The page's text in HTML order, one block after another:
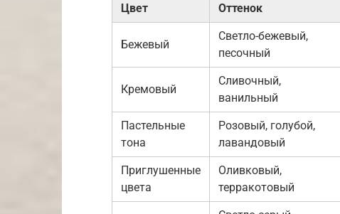
Цвет Оттенок
Бежевый
Светло-бежевый,
песочный
Кремовый
Сливочный,
ванильный
Пастельные
тона
Розовый, голубой,
лавандовый
Приглушенные
цвета
Оливковый,
терракотовый